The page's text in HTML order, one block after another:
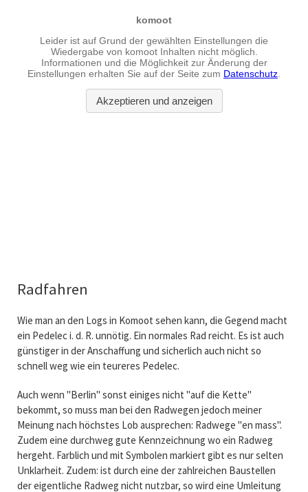
Radfahren
Wie man an den Logs in Komoot sehen kann, die Gegend macht
ein Pedelec i. d. R. unnötig. Ein normales Rad reicht. Es ist auch
günstiger in der Anschaffung und sicherlich auch nicht so
schnell weg wie ein teureres Pedelec.
Auch wenn "Berlin" sonst einiges nicht "auf die Kette"
bekommt, so muss man bei den Radwegen jedoch meiner
Meinung nach höchstes Lob ausprechen: Radwege "en mass".
Zudem eine durchweg gute Kennzeichnung wo ein Radweg
hergeht. Farblich und mit Symbolen markiert gibt es nur selten
Unklarheit. Zudem: ist durch eine der zahlreichen Baustellen
der eigentliche Radweg nicht nutzbar, so wird eine Umleitung